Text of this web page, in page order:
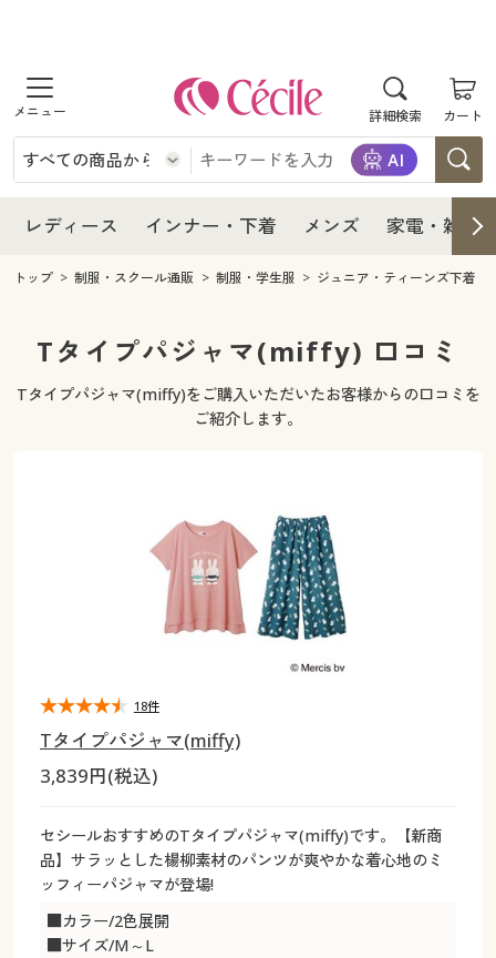
詳細検索 カート
商品を探す
レディース
レディースファッション
女性下着
インナー・下着
インナー・下着通販すべて
女性下着
メンズ下着
メンズ
メンズ通販すべて
メンズファッション
家電・雑貨
家電・雑貨すべて
キッチン・雑貨・日用品
寝具・インテリア・家具
美容・健康通販すべて
美容・健康・サプリメント
制服・スクールすべて
ジュニア・ティーンズ下着
大きいサイズ レディース服
大きいサイズ レディース下着
大きいサイズ メンズ
大きいサイズ 事務・制服
バーゲンセール
シークレットセール
詳細検索
商品カテゴリ一覧
カタログ・チラシからのご注文
デジタルカタログ
レディース インナー・下着 メンズ 家電・雑貨
レディース
レディース通販すべて
レディースファッション
インナー・下着
インナー・下着通販すべて
ジュニア・ティーンズ下着
メンズ
メンズ下着
家電
寝具・インテリア・家具通販すべて
カーテン・ラグ・ファブリック
美容・健康
ジュニア・ティーンズ下着
大きいサイズ通販すべて
大きいサイズ レディース服
大きいサイズ レディース下着
シークレットセール
商品カテゴリ一覧
カタログ
デジタルカタログ
カタログ無料プレゼント
トップ 制服・スクール通販 制服・学生服 ジュニア・ティーンズ下着
Tタイプパジャマ(miffy) 口コミ
Tタイプパジャマ(miffy)をご購入いただいたお客様からの口コミを
ご紹介します。
Tタイプパジャマ(miffy)
3,839円(税込)
セシールおすすめのTタイプパジャマ(miffy)です。【新商
品】サラッとした楊柳素材のパンツが爽やかな着心地のミ
ッフィーパジャマが登場!
■カラー/2色展開
■サイズ/M～L
18件